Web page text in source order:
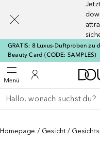
GRATIS: 8 Luxus-Duftproben zu
Beauty Card (CODE: SAMPLES)
MenüMenü öffnenZu Meinem
Gehe zurück
Suche ausführen
Homepage Gesicht